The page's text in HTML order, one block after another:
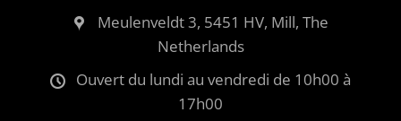
Meulenveldt 3, 5451 HV, Mill, The
Netherlands
Ouvert du lundi au vendredi de 10h00 à
17h00